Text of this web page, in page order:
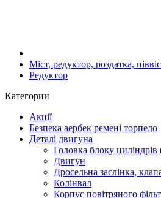
Міст, редуктор, роздатка,
Редуктор
Категории
Акції
Безпека аербек ремені торпедо
Деталі двигуна
Головка блоку
Двигун
Дросельна заслінка,
Колінвал
Корпус повітряного